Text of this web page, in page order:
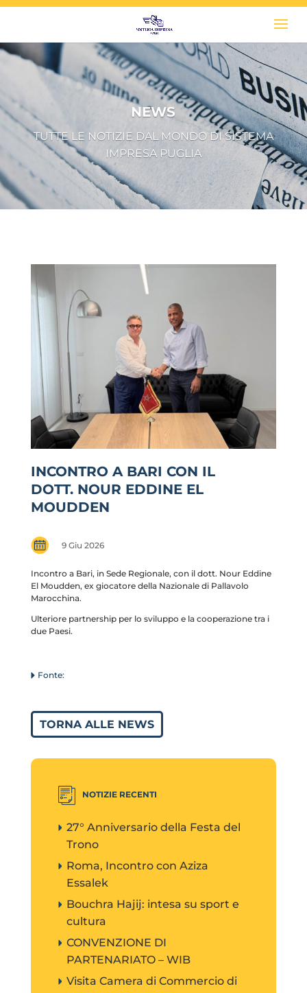
NEWS
TUTTE LE NOTIZIE DAL MONDO DI SISTEMA
IMPRESA PUGLIA
INCONTRO A BARI CON IL
DOTT. NOUR EDDINE EL
MOUDDEN
9 Giu 2026
Incontro a Bari, in Sede Regionale, con il dott. Nour Eddine
El Moudden, ex giocatore della Nazionale di Pallavolo
Marocchina.
Ulteriore partnership per lo sviluppo e la cooperazione tra i
due Paesi.
TORNA ALLE NEWS
NOTIZIE RECENTI
27° Anniversario della Festa del
Trono
Roma, Incontro con Aziza
Essalek
Bouchra Hajij: intesa su sport e
cultura
CONVENZIONE DI
PARTENARIATO – WIB
Visita Camera di Commercio di